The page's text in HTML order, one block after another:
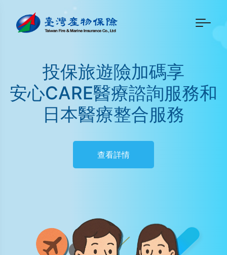
投保旅遊險加碼享
安心CARE醫療諮詢服務和
日本醫療整合服務
查看詳情